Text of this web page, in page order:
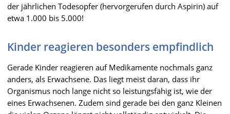
der jährlichen Todesopfer (hervorgerufen durch Aspirin) auf
etwa 1.000 bis 5.000!
Kinder reagieren besonders empfindlich
Gerade Kinder reagieren auf Medikamente nochmals ganz
anders, als Erwachsene. Das liegt meist daran, dass ihr
Organismus noch lange nicht so leistungsfähig ist, wie der
eines Erwachsenen. Zudem sind gerade bei den ganz Kleinen